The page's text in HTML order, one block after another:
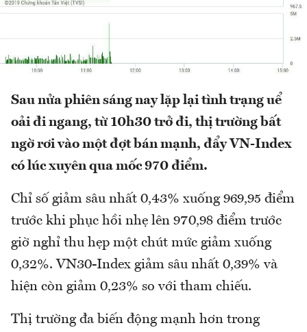
Sau nửa phiên sáng nay lặp lại tình trạng uể
oải đi ngang, từ 10h30 trở đi, thị trường bất
ngờ rơi vào một đợt bán mạnh, đẩy VN-Index
có lúc xuyên qua mốc 970 điểm.
Chỉ số giảm sâu nhất 0,43% xuống 969,95 điểm
trước khi phục hồi nhẹ lên 970,98 điểm trước
giờ nghỉ thu hẹp một chút mức giảm xuống
0,32%. VN30-Index giảm sâu nhất 0,39% và
hiện còn giảm 0,23% so với tham chiếu.
Thị trường đa biến động mạnh hơn trong